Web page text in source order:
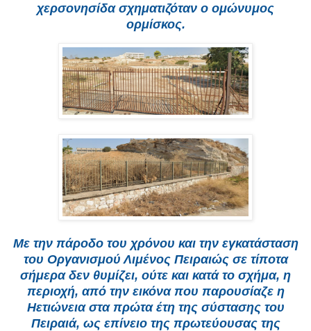
χερσονησίδα σχηματιζόταν ο ομώνυμος
ορμίσκος.
Με την πάροδο του χρόνου και την εγκατάσταση
του Οργανισμού Λιμένος Πειραιώς σε τίποτα
σήμερα δεν θυμίζει, ούτε και κατά το σχήμα, η
περιοχή, από την εικόνα που παρουσίαζε η
Ηετιώνεια στα πρώτα έτη της σύστασης του
Πειραιά, ως επίνειο της πρωτεύουσας της